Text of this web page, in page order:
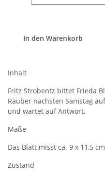
In den Warenkorb
Inhalt
Fritz Strobentz bittet Frieda
Räuber nächsten Samstag
und wartet auf Antwort.
Maße
Das Blatt misst ca. 9 x 11,5
Zustand